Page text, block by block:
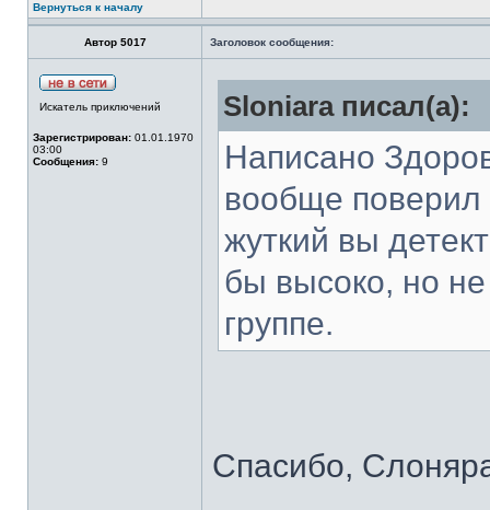
Вернуться к началу
Автор 5017 Заголовок сообщения:
Искатель приключений
Зарегистрирован: 01.01.1970
03:00
Сообщения: 9
Sloniara писал(а):
Написано
вообще поверил
жуткий вы
бы высоко, но
группе.
Спасибо,